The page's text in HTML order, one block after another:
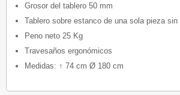
Grosor del tablero 50 mm
Tablero sobre estanco de una sola pieza sin
Peno neto 25 Kg
Travesaños ergonómicos
Medidas: ↑ 74 cm Ø 180 cm